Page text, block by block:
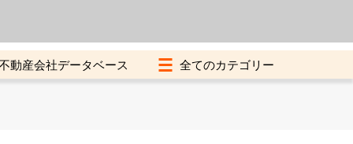
動産会社データベース